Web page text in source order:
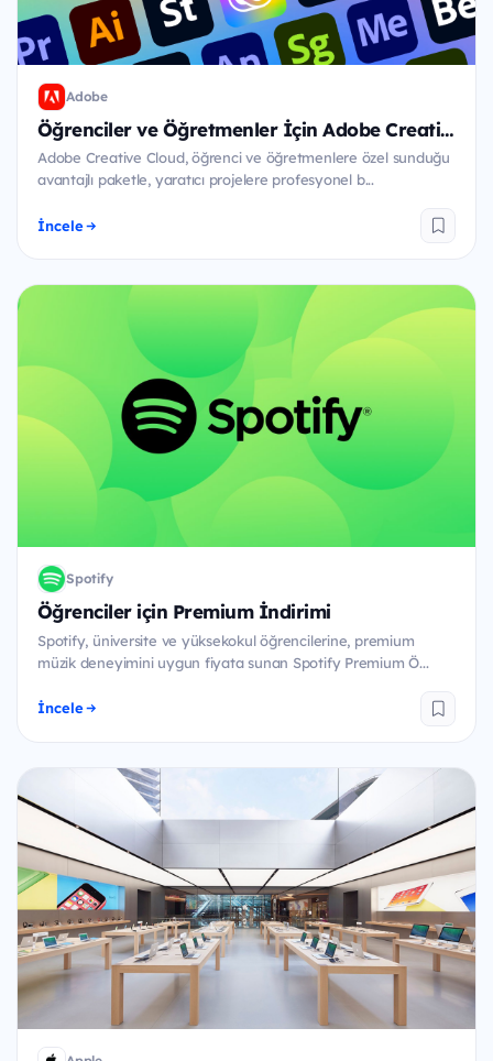
Adobe
Öğrenciler ve Öğretmenler İçin Adobe Creative Cloud
Adobe Creative Cloud, öğrenci ve öğretmenlere özel sunduğu
avantajlı paketle, yaratıcı projelere profesyonel b...
İncele
Spotify
Öğrenciler için Premium İndirimi
Spotify, üniversite ve yüksekokul öğrencilerine, premium
müzik deneyimini uygun fiyata sunan Spotify Premium Ö...
İncele